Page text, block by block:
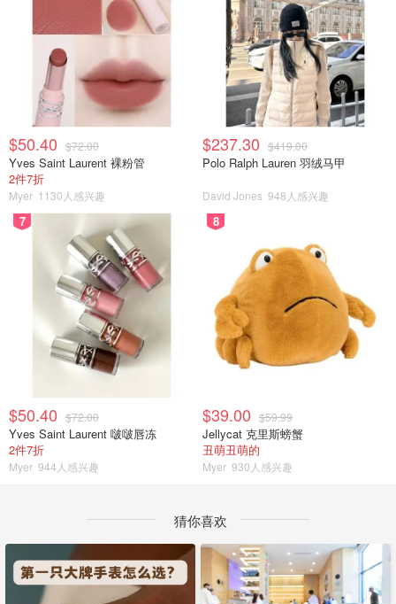
$50.40 $72.00
Yves Saint Laurent 裸粉管
2件7折
Myer 1130人感兴趣
$237.30 $419.00
Polo Ralph Lauren 羽绒马甲
David Jones 948人感兴趣
7
$50.40 $72.00
Yves Saint Laurent 啵啵唇冻
2件7折
Myer 944人感兴趣
8
$39.00 $59.99
Jellycat 克里斯螃蟹
丑萌丑萌的
Myer 930人感兴趣
猜你喜欢